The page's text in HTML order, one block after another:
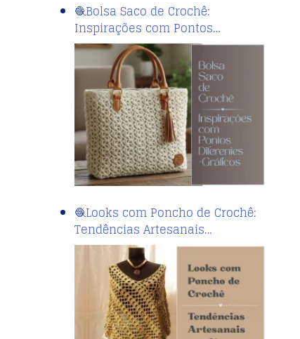
🧶Bolsa Saco de Crochê:
Inspirações com Pontos…
🧶Looks com Poncho de Crochê:
Tendências Artesanais…